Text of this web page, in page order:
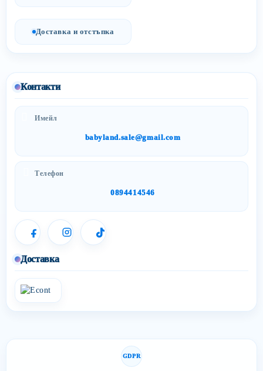
Доставка и отстъпка
Контакти
Имейл
babyland.sale@gmail.com
Телефон
0894414546
Доставка
GDPR